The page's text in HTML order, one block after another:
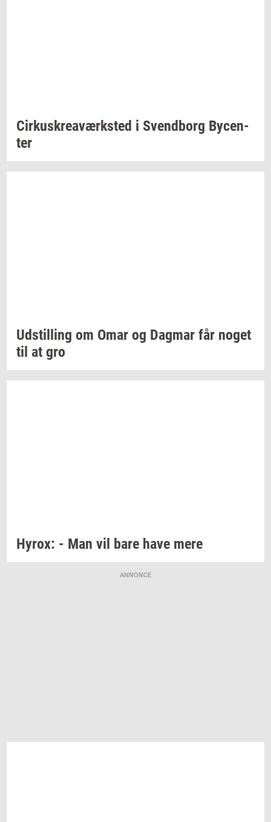
Cir­kuskrea­værk­sted i Svend­borg By­cen­
ter
Ud­stil­ling om Omar og Dag­mar får noget
til at gro
Hyrox: - Man vil bare have mere
ANNONCE